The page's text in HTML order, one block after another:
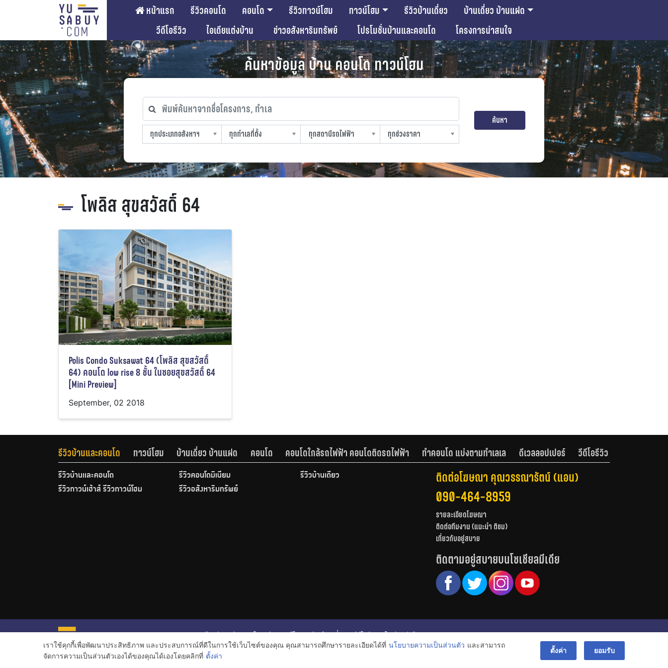
หน้าแรก รีวิวคอนโด คอนโด รีวิวทาวน์โฮม ทาวน์โฮม รีวิวบ้านเดี่ยว
บ้านเดี่ยว บ้านแฝด
วีดีโอรีวิว
ไอเดียแต่งบ้าน ข่าวอสังหาริมทรัพย์ โปรโมชั่นบ้านและคอนโด โครงการน่าสนใจ
ค้นหาข้อมูล บ้าน คอนโด ทาวน์โฮม
พิมพ์ค้นหาจากชื่อโครงการ, ทำเล
ทุกประเภทอสังหาฯ
ทุกประเภทอสังหาฯ
ทุกทำเลที่ตั้ง
ทุกทำเลที่ตั้ง
ทุกสถานีรถไฟฟ้า
ทุกสถานีรถไฟฟ้า
ทุกช่วงราคา
ทุกช่วงราคา
ค้นหา
โพลิส สุขสวัสดิ์ 64
Polis Condo Suksawat 64 (โพลิส สุขสวัสดิ์
64) คอนโด low rise 8 ชั้น ในซอยสุขสวัสดิ์ 64
[Mini Preview]
September, 02 2018
รีวิวบ้านและคอนโด ทาวน์โฮม บ้านเดี่ยว บ้านแฝด คอนโด คอนโดใกล้รถไฟฟ้า คอนโดติดรถไฟฟ้า ทำคอนโด แบ่งตามทำเลเล ดีเวลลอปเปอร์ วีดีโอรีวิว
รีวิวบ้านและคอนโด รีวิวคอนโดมิเนียม
รีวิวบ้านเดี่ยว
รีวิวทาวน์เฮ้าส์ รีวิวทาวน์โฮม
รีวิวอสังหาริมทรัพย์
ติดต่อโฆษณา คุณวรรณารัตน์ (แอน)
090-464-8959
รายละเอียดโฆษณา
ติดต่อทีมงาน (แนะนำ ติชม)
เกี่ยวกับอยู่สบาย
ติดตามอยู่สบายบนโซเชียลมีเดีย
หน้าหลัก รีวิวคอนโด รีวิวทาวน์โฮม รีวิวบ้านเดี่ยว วีดีโอรีวิว
ไอเดียแต่งบ้าน
ข่าวอสังหาริมทรัพย์
โปรโมชั่นบ้านและคอนโด
© สงวนลิขสิทธิ์ 2556-2564
เราใช้คุกกี้เพื่อพัฒนาประสิทธิภาพ และประสบการณ์ที่ดีในการใช้เว็บไซต์ของคุณ คุณสามารถศึกษารายละเอียดได้ที่ นโยบายความเป็นส่วนตัว และสามารถ
จัดการความเป็นส่วนตัวเองได้ของคุณได้เองโดยคลิกที่ ตั้งค่า
ตั้งค่า ยอมรับ